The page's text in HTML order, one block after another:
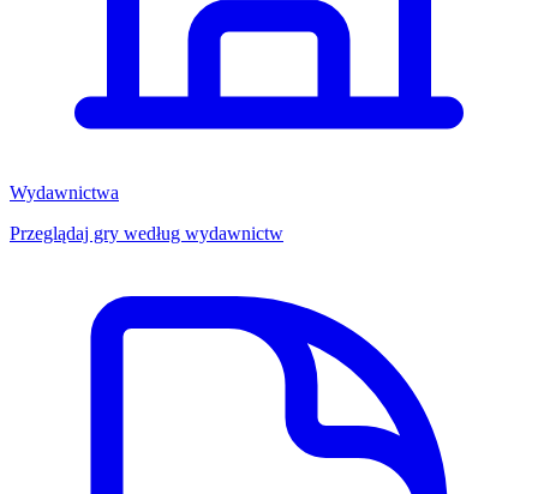
Wydawnictwa
Przeglądaj gry według wydawnictw